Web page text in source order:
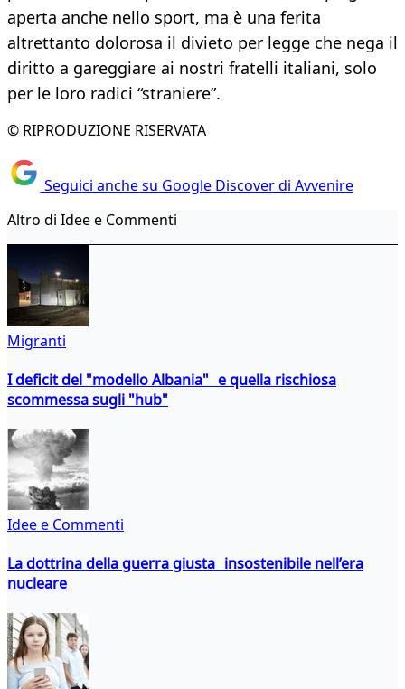
aperta anche nello sport, ma è una ferita
altrettanto dolorosa il divieto per legge che nega il
diritto a gareggiare ai nostri fratelli italiani, solo
per le loro radici “straniere”.
© RIPRODUZIONE RISERVATA
Seguici anche su Google Discover di Avvenire
Altro di Idee e Commenti
Migranti
I deficit del "modello Albania" e quella rischiosa
scommessa sugli "hub"
Idee e Commenti
La dottrina della guerra giusta insostenibile nell’era
nucleare